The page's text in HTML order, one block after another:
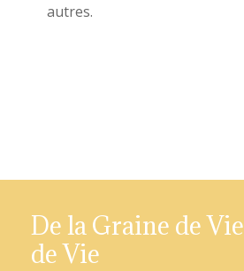
autres.
De la Graine de
de Vie